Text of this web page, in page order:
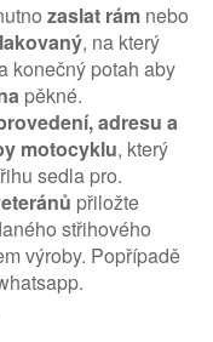
zaslat rámnebo
, na který
konečný potah aby
pěkné.
adresu a
motocyklu, který
sedla pro.
přiložte
střihového
výroby. Popřípadě